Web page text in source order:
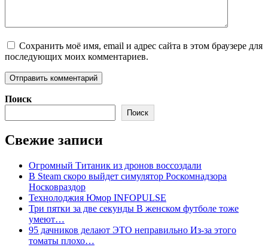
Сохранить моё имя, email и адрес сайта в этом браузере для
последующих моих комментариев.
Поиск
Поиск
Свежие записи
Огромный Титаник из дронов воссоздали
В Steam скоро выйдет симулятор Роскомнадзора
Носковраздор
Технолоджия Юмор INFOPULSE
Три пятки за две секунды В женском футболе тоже
умеют…
95 дачников делают ЭТО неправильно Из-за этого
томаты плохо…